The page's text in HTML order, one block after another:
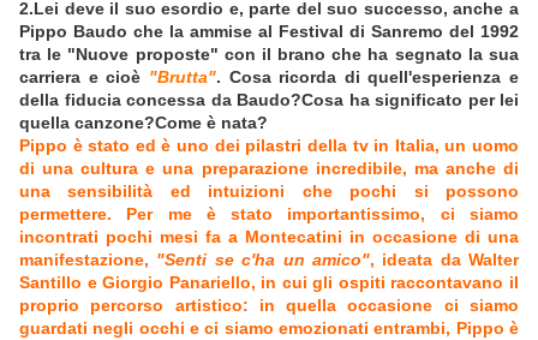
2.Lei deve il suo esordio e, parte del suo successo, anche a
Pippo Baudo che la ammise al Festival di Sanremo del 1992
tra le "Nuove proposte" con il brano che ha segnato la sua
carriera e cioè "Brutta". Cosa ricorda di quell'esperienza e
della fiducia concessa da Baudo?Cosa ha significato per lei
quella canzone?Come è nata?
Pippo è stato ed è uno dei pilastri della tv in Italia, un uomo
di una cultura e una preparazione incredibile, ma anche di
una sensibilità ed intuizioni che pochi si possono
permettere. Per me è stato importantissimo, ci siamo
incontrati pochi mesi fa a Montecatini in occasione di una
manifestazione, "Senti se c'ha un amico", ideata da Walter
Santillo e Giorgio Panariello, in cui gli ospiti raccontavano il
proprio percorso artistico: in quella occasione ci siamo
guardati negli occhi e ci siamo emozionati entrambi, Pippo è